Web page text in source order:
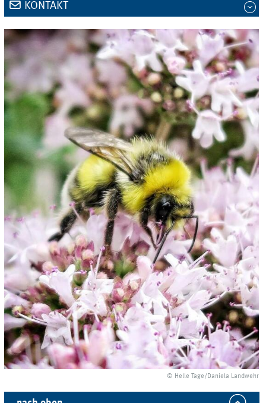
KONTAKT
© Helle Tage/Daniela Landwehr